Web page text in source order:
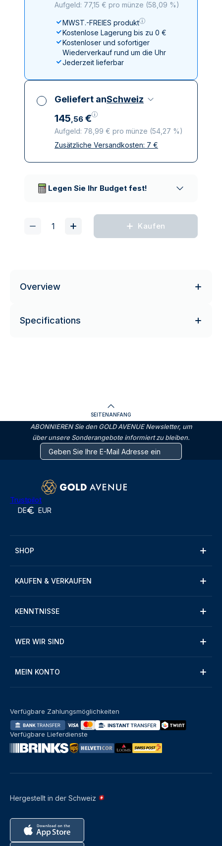
Aufgeld: 77,15 € pro münze (58,09 %)
MWST.-FREIES produkt
Kostenlose Lagerung bis zu 0 €
Kostenloser und sofortiger
Wiederverkauf rund um die Uhr
Jederzeit lieferbar
Geliefert anSchweiz
145,56 €
Aufgeld: 78,99 € pro münze (54,27 %)
Alle Steuern inbegriffen
Zusätzliche Versandkosten: 7 €
Legen Sie Ihr Budget fest!
Kaufen
Overview
Specifications
SEITENANFANG
ABONNIEREN Sie den GOLD AVENUE Newsletter, um
über unsere Sonderangebote informiert zu bleiben.
Trustpilot
DE EUR
SHOP
KAUFEN & VERKAUFEN
KENNTNISSE
WER WIR SIND
MEIN KONTO
Hergestellt in der Schweiz
Verfügbare Zahlungsmöglichkeiten
Verfügbare Lieferdienste